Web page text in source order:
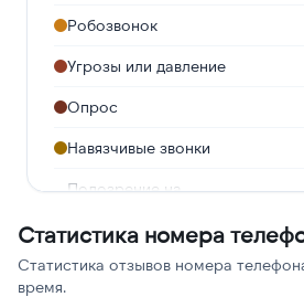
Робозвонок
Угрозы или давление
Опрос
Навязчивые звонки
Подозрение на
Реклама услуг и сервисов
Статистика номера
Статистика отзывов номера
время.